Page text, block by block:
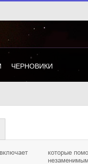
ЧЕРНОВИКИ